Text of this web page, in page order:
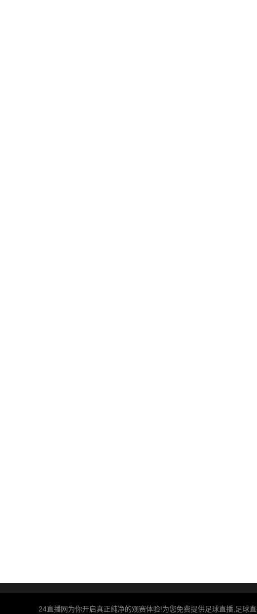
24直播网为你开启真正纯净的观赛体验!为您免费提供足球直播,足球